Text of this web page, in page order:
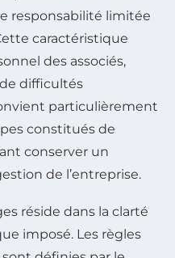
responsabilité limitée
caractéristique
des associés,
difficultés
particulièrement
constitués de
conserver un
de l’entreprise.
réside dans la clarté
imposé. Les règles